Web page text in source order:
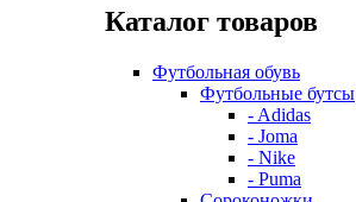
Каталог товаров
Футбольная обувь
Футбольные бутсы
- Adidas
- Joma
- Nike
- Puma